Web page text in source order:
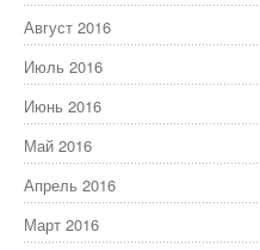
Август 2016
Июль 2016
Июнь 2016
Май 2016
Апрель 2016
Март 2016